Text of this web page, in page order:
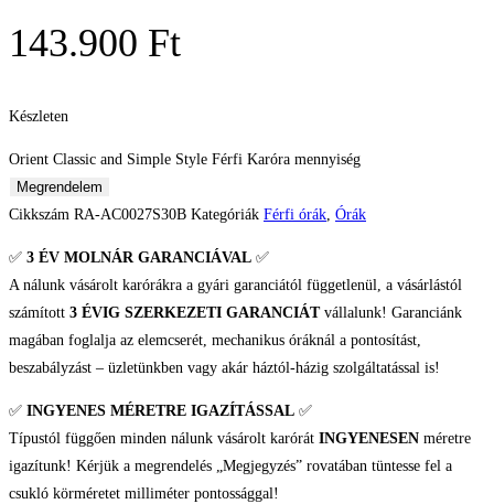
143.900 Ft
Készleten
Orient Classic and Simple Style Férfi Karóra mennyiség
Megrendelem
Cikkszám RA-AC0027S30B Kategóriák Férfi órák, Órák
✅ 3 ÉV MOLNÁR GARANCIÁVAL ✅
A nálunk vásárolt karórákra a gyári garanciától függetlenül, a vásárlástól
számított 3 ÉVIG SZERKEZETI GARANCIÁTvállalunk! Garanciánk
magában foglalja az elemcserét, mechanikus óráknál a pontosítást,
beszabályzást – üzletünkben vagy akár háztól-házig szolgáltatással is!
✅ INGYENES MÉRETRE IGAZÍTÁSSAL ✅
Típustól függően minden nálunk vásárolt karórát INGYENESEN méretre
igazítunk! Kérjük a megrendelés „Megjegyzés” rovatában tüntesse fel a
csukló körméretet milliméter pontossággal!